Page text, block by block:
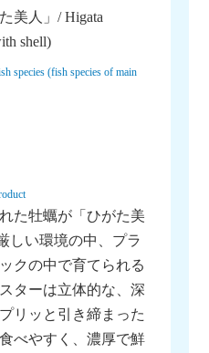
美人」/ Higata
shell)
species (fish species of main
た牡蠣が「ひがた美
しい環境の中、プラ
クの中で育てられる
ターは立体的な、深
リッと引き締まった
べやすく、濃厚で鮮